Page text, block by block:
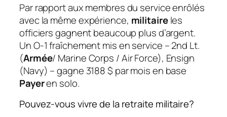
Par rapport aux membres du service enrôlés
avec la même expérience, militaireles
officiers gagnent beaucoup plus d’argent.
Un O-1 fraîchement mis en service – 2nd Lt.
(Armée/ Marine Corps / Air Force), Ensign
(Navy) – gagne 3188 $ par mois en base
Payeren solo.
Pouvez-vous vivre de la retraite militaire?